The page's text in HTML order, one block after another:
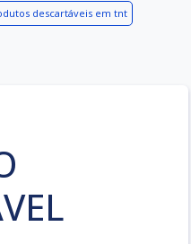
descartáveis em tnt